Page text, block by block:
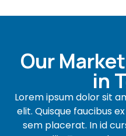
Our
in
Lorem ipsum dolor sit
elit. Quisque faucibus
sem placerat. In id